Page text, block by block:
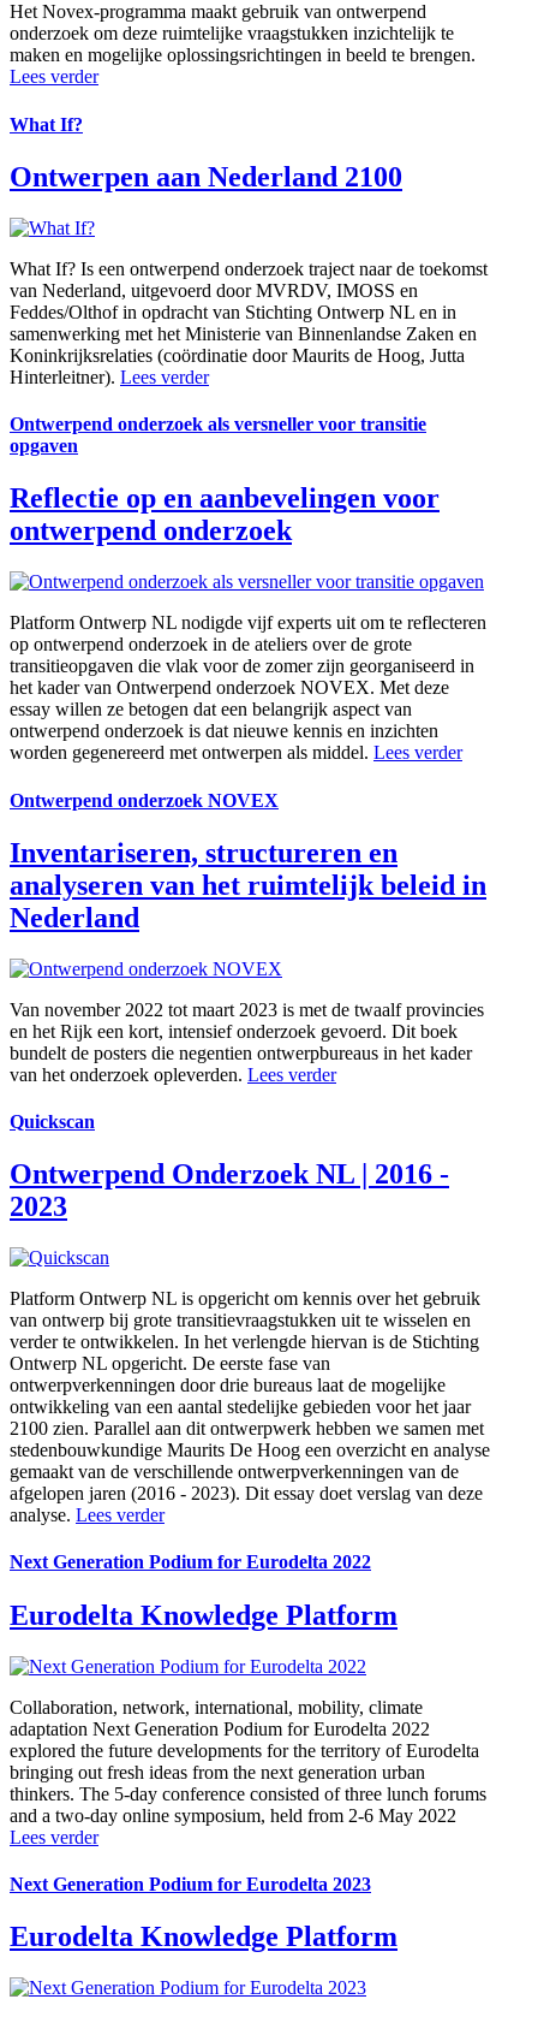
Het Novex-programma maakt gebruik van ontwerpend
onderzoek om deze ruimtelijke vraagstukken inzichtelijk te
maken en mogelijke oplossingsrichtingen in beeld te brengen.
Lees verder
What If?
Ontwerpen aan Nederland 2100
What If? Is een ontwerpend onderzoek traject naar de toekomst
van Nederland, uitgevoerd door MVRDV, IMOSS en
Feddes/Olthof in opdracht van Stichting Ontwerp NL en in
samenwerking met het Ministerie van Binnenlandse Zaken en
Koninkrijksrelaties (coördinatie door Maurits de Hoog, Jutta
Hinterleitner). Lees verder
Ontwerpend onderzoek als versneller voor transitie
opgaven
Reflectie op en aanbevelingen voor
ontwerpend onderzoek
Platform Ontwerp NL nodigde vijf experts uit om te reflecteren
op ontwerpend onderzoek in de ateliers over de grote
transitieopgaven die vlak voor de zomer zijn georganiseerd in
het kader van Ontwerpend onderzoek NOVEX. Met deze
essay willen ze betogen dat een belangrijk aspect van
ontwerpend onderzoek is dat nieuwe kennis en inzichten
worden gegenereerd met ontwerpen als middel. Lees verder
Ontwerpend onderzoek NOVEX
Inventariseren, structureren en
analyseren van het ruimtelijk beleid in
Nederland
Van november 2022 tot maart 2023 is met de twaalf provincies
en het Rijk een kort, intensief onderzoek gevoerd. Dit boek
bundelt de posters die negentien ontwerpbureaus in het kader
van het onderzoek opleverden. Lees verder
Quickscan
Ontwerpend Onderzoek NL | 2016 -
2023
Platform Ontwerp NL is opgericht om kennis over het gebruik
van ontwerp bij grote transitievraagstukken uit te wisselen en
verder te ontwikkelen. In het verlengde hiervan is de Stichting
Ontwerp NL opgericht. De eerste fase van
ontwerpverkenningen door drie bureaus laat de mogelijke
ontwikkeling van een aantal stedelijke gebieden voor het jaar
2100 zien. Parallel aan dit ontwerpwerk hebben we samen met
stedenbouwkundige Maurits De Hoog een overzicht en analyse
gemaakt van de verschillende ontwerpverkenningen van de
afgelopen jaren (2016 - 2023). Dit essay doet verslag van deze
analyse. Lees verder
Next Generation Podium for Eurodelta 2022
Eurodelta Knowledge Platform
Collaboration, network, international, mobility, climate
adaptation Next Generation Podium for Eurodelta 2022
explored the future developments for the territory of Eurodelta
bringing out fresh ideas from the next generation urban
thinkers. The 5-day conference consisted of three lunch forums
and a two-day online symposium, held from 2-6 May 2022
Lees verder
Next Generation Podium for Eurodelta 2023
Eurodelta Knowledge Platform